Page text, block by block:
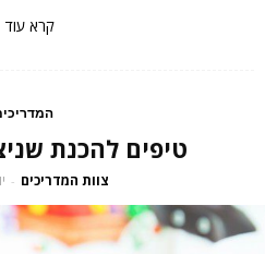
קרא עוד
טיפים להכנת
צוות המדריכים -